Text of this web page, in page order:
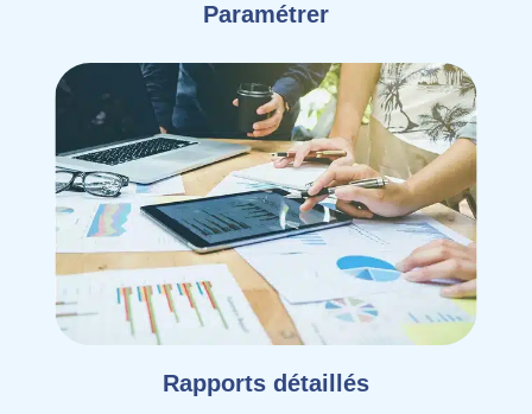
Paramétrer
Rapports détaillés